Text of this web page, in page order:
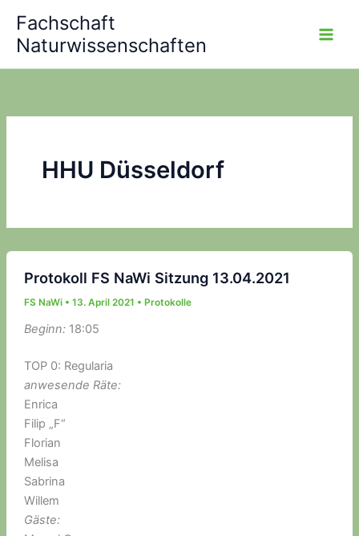
Inhalt
springen
Fachschaft
Naturwissenschaften
HHU Düsseldorf
Protokoll FS NaWi Sitzung 13.04.2021
FS NaWi • 13. April 2021 • Protokolle
Beginn:18:05
TOP 0: Regularia
anwesende Räte:
Enrica
Filip „F“
Florian
Melisa
Sabrina
Willem
Gäste: